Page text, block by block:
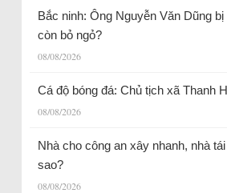
Bắc ninh: Ông Nguyễn Văn Dũng
còn bỏ ngỏ?
08/08/2026
Cá độ bóng đá: Chủ tịch xã Thanh
08/08/2026
Nhà cho công an xây nhanh, nhà
sao?
08/08/2026